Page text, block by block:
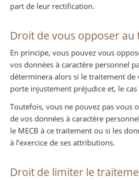
part de leur rectification.
Droit de vous opposer
En principe, vous pouvez vous
vos données à caractère personnel
déterminera alors si le traitement de
porte injustement préjudice et, le
Toutefois, vous ne pouvez pas vous
de vos données à caractère
le MECB à ce traitement ou si les
à l’exercice de ses attributions.
Droit de limiter le